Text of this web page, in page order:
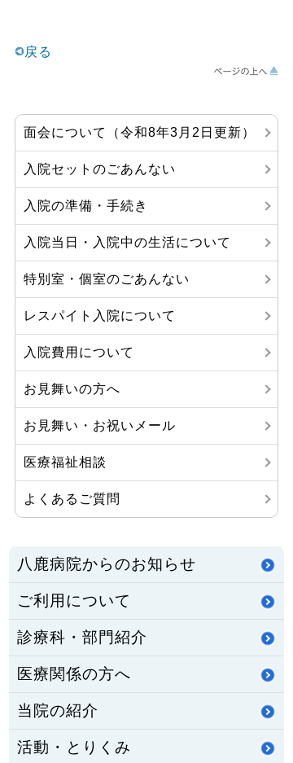
戻る
面会について（令和8年3月2日更新）
入院セットのごあんない
入院の準備・手続き
入院当日・入院中の生活について
特別室・個室のごあんない
レスパイト入院について
入院費用について
お見舞いの方へ
お見舞い・お祝いメール
医療福祉相談
よくあるご質問
八鹿病院からのお知らせ
ご利用について
診療科・部門紹介
医療関係の方へ
当院の紹介
活動・とりくみ